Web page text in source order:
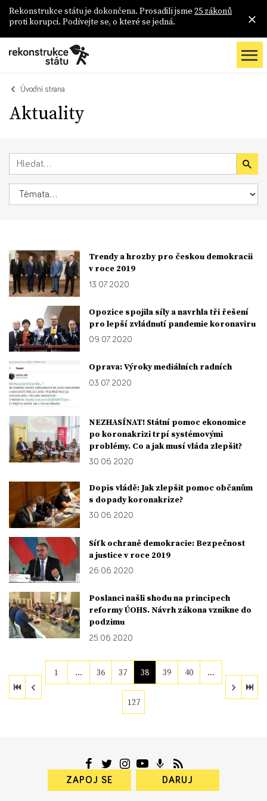
Rekonstrukce státu je dokončena. Prosadili jsme 25 zákonů
proti korupci. Podívejte se, o které se jedná.
Úvodní strana
Aktuality
Trendy a hrozby pro českou demokracii
v roce 2019
13. 07. 2020
Opozice spojila síly a navrhla tři řešení
pro lepší zvládnutí pandemie koronaviru
09. 07. 2020
Oprava: Výroky mediálních radních
03. 07. 2020
NEZHASÍNAT! Státní pomoc ekonomice
po koronakrizi trpí systémovými
problémy. Co a jak musí vláda zlepšit?
30. 06. 2020
Dopis vládě: Jak zlepšit pomoc občanům
s dopady koronakrize?
30. 06. 2020
Síť k ochraně demokracie: Bezpečnost
a justice v roce 2019
26. 06. 2020
Poslanci našli shodu na principech
reformy ÚOHS. Návrh zákona vznikne do
podzimu
25. 06. 2020
1 … 36 37 38 39 40 …
127
ZAPOJ SE DARUJ